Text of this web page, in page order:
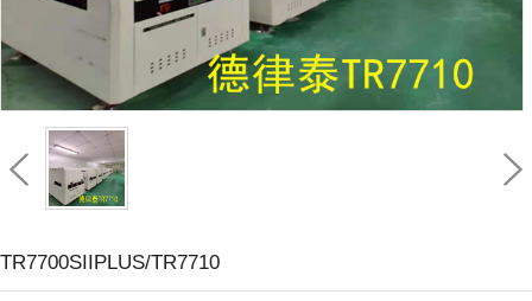
TR7700SIIPLUS/TR7710